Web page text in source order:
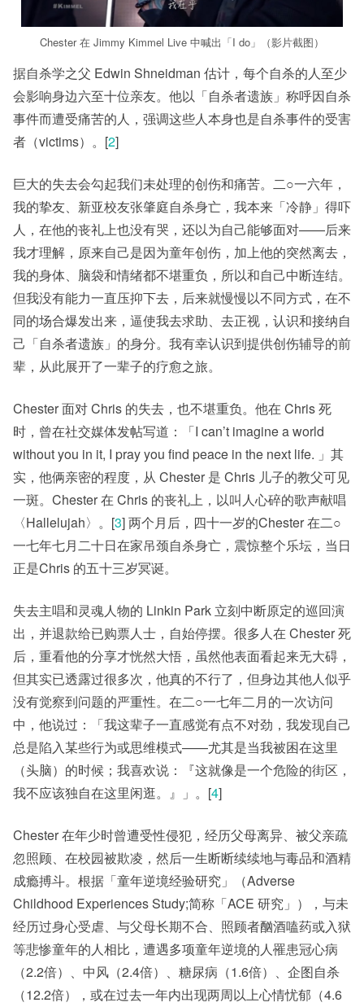
Chester 在 Jimmy Kimmel Live 中喊出「I do」（影片截图）
据自杀学之父 Edwin Shneidman 估计，每个自杀的人至少
会影响身边六至十位亲友。他以「自杀者遗族」称呼因自杀
事件而遭受痛苦的人，强调这些人本身也是自杀事件的受害
者（victims）。[2]
巨大的失去会勾起我们未处理的创伤和痛苦。二○一六年，
我的挚友、新亚校友张肇庭自杀身亡，我本来「冷静」得吓
人，在他的丧礼上也没有哭，还以为自己能够面对——后来
我才理解，原来自己是因为童年创伤，加上他的突然离去，
我的身体、脑袋和情绪都不堪重负，所以和自己中断连结。
但我没有能力一直压抑下去，后来就慢慢以不同方式，在不
同的场合爆发出来，逼使我去求助、去正视，认识和接纳自
己「自杀者遗族」的身分。我有幸认识到提供创伤辅导的前
辈，从此展开了一辈子的疗愈之旅。
Chester 面对 Chris 的失去，也不堪重负。他在 Chris 死
时，曾在社交媒体发帖写道：「I can’t imagine a world
without you in it, I pray you find peace in the next life. 」其
实，他俩亲密的程度，从 Chester 是 Chris 儿子的教父可见
一斑。Chester 在 Chris 的丧礼上，以叫人心碎的歌声献唱
〈Hallelujah〉。[3] 两个月后，四十一岁的Chester 在二○
一七年七月二十日在家吊颈自杀身亡，震惊整个乐坛，当日
正是Chris 的五十三岁冥诞。
失去主唱和灵魂人物的 Linkin Park 立刻中断原定的巡回演
出，并退款给已购票人士，自始停摆。很多人在 Chester 死
后，重看他的分享才恍然大悟，虽然他表面看起来无大碍，
但其实已透露过很多次，他真的不行了，但身边其他人似乎
没有觉察到问题的严重性。在二○一七年二月的一次访问
中，他说过：「我这辈子一直感觉有点不对劲，我发现自己
总是陷入某些行为或思维模式——尤其是当我被困在这里
（头脑）的时候；我喜欢说：『这就像是一个危险的街区，
我不应该独自在这里闲逛。』」。[4]
Chester 在年少时曾遭受性侵犯，经历父母离异、被父亲疏
忽照顾、在校园被欺凌，然后一生断断续续地与毒品和酒精
成瘾搏斗。根据「童年逆境经验研究」（Adverse
Childhood Experiences Study;简称「ACE 研究」），与未
经历过身心受虐、与父母长期不合、照顾者酗酒嗑药或入狱
等悲惨童年的人相比，遭遇多项童年逆境的人罹患冠心病
（2.2倍）、中风（2.4倍）、糖尿病（1.6倍）、企图自杀
（12.2倍），或在过去一年内出现两周以上心情忧郁（4.6